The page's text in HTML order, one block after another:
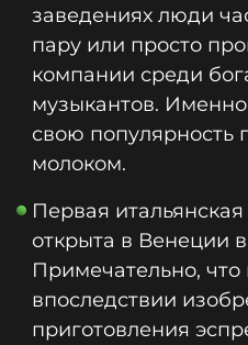
заведениях люди
пару или просто
компании среди
музыкантов.
свою популярность
молоком.
Первая
открыта в Венеции в
Примечательно,
впоследствии
приготовления